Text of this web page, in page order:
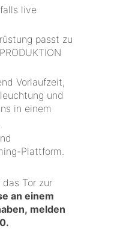
live
passt zu
Vorlaufzeit,
und
in einem
Plattform.
Tor zur
an einem
melden
.